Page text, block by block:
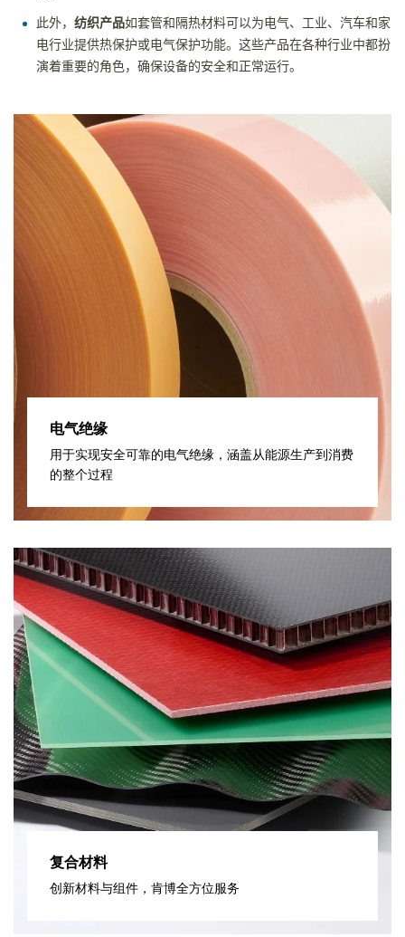
此外， 纺织产品如套管和隔热材料可以为电气、工业、汽车和家
电行业提供热保护或电气保护功能。这些产品在各种行业中都扮
演着重要的角色，确保设备的安全和正常运行。
电气绝缘
用于实现安全可靠的电气绝缘，涵盖从能源生产到消费
的整个过程
复合材料
创新材料与组件，肯博全方位服务